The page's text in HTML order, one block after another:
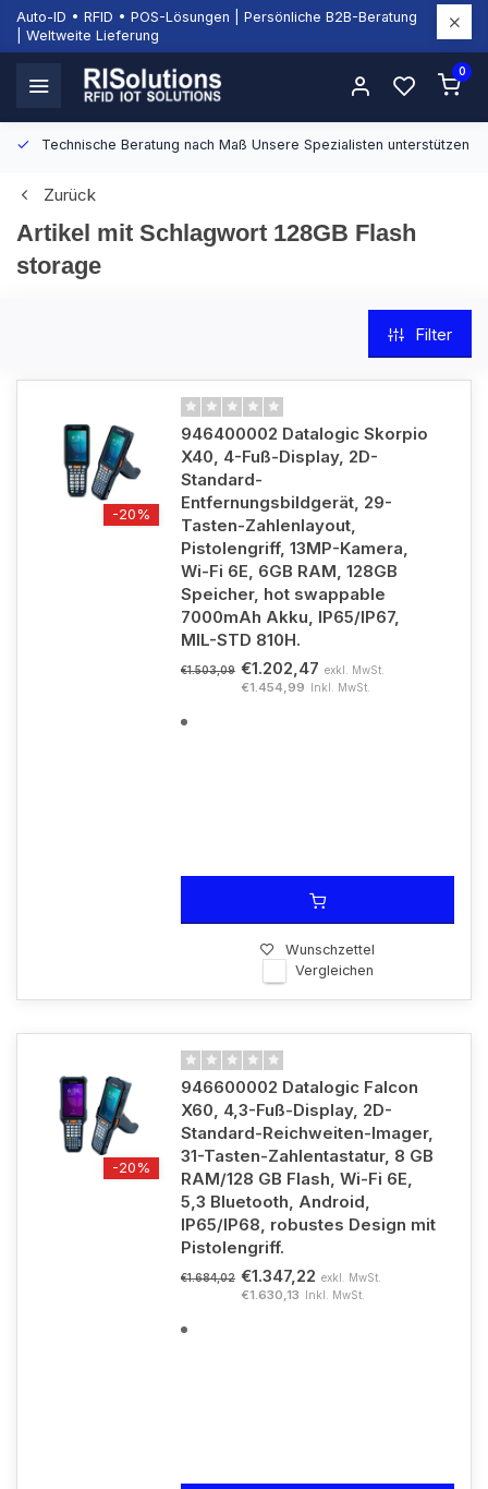
Auto-ID • RFID • POS-Lösungen | Persönliche B2B-Beratung
| Weltweite Lieferung
0
Technische Beratung nach Maß Unsere Spezialisten unterstützen
Zurück
Artikel mit Schlagwort 128GB Flash
storage
Filter
-20%
946400002 Datalogic Skorpio
X40, 4-Fuß-Display, 2D-
Standard-
Entfernungsbildgerät, 29-
Tasten-Zahlenlayout,
Pistolengriff, 13MP-Kamera,
Wi-Fi 6E, 6GB RAM, 128GB
Speicher, hot swappable
7000mAh Akku, IP65/IP67,
MIL-STD 810H.
€1.503,09 €1.202,47 exkl. MwSt.
€1.454,99 Inkl. MwSt.
Wunschzettel
Vergleichen
-20%
946600002 Datalogic Falcon
X60, 4,3-Fuß-Display, 2D-
Standard-Reichweiten-Imager,
31-Tasten-Zahlentastatur, 8 GB
RAM/128 GB Flash, Wi-Fi 6E,
5,3 Bluetooth, Android,
IP65/IP68, robustes Design mit
Pistolengriff.
€1.684,02 €1.347,22 exkl. MwSt.
€1.630,13 Inkl. MwSt.